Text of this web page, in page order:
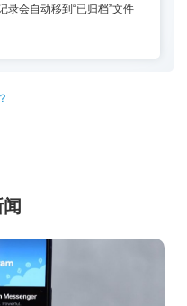
录会自动移到“已归档”文件